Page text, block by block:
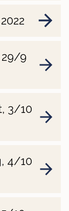
29/9
3/10
4/10